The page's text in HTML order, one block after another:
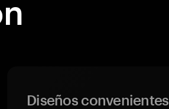
Diseños convenientes